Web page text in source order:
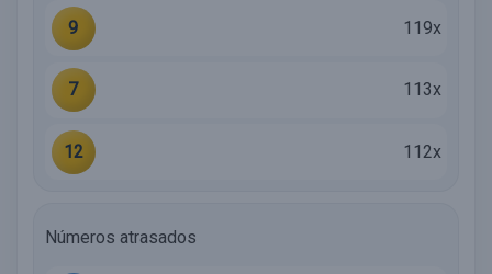
9 119x
7 113x
12 112x
Números atrasados